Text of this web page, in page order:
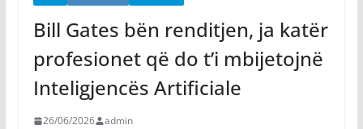
Bill Gates bën renditjen, ja katër
profesionet që do t’i mbijetojnë
Inteligjencës Artificiale
26/06/2026 admin